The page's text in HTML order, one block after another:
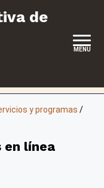
de
MENU
E INFORMACIÓN DE
y programas /
en línea